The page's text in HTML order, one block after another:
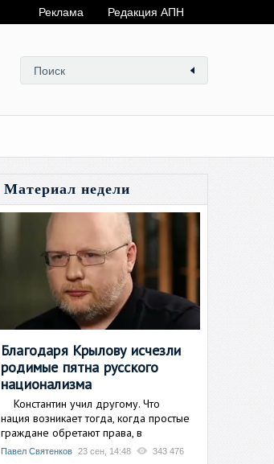
Реклама Редакция АПН
Материал недели
Благодаря Крылову исчезли
родимые пятна русского
национализма
Константин учил другому. Что
нация возникает тогда, когда простые
граждане обретают права, в
Павел Святенков 23 сен, 14:48 343 476